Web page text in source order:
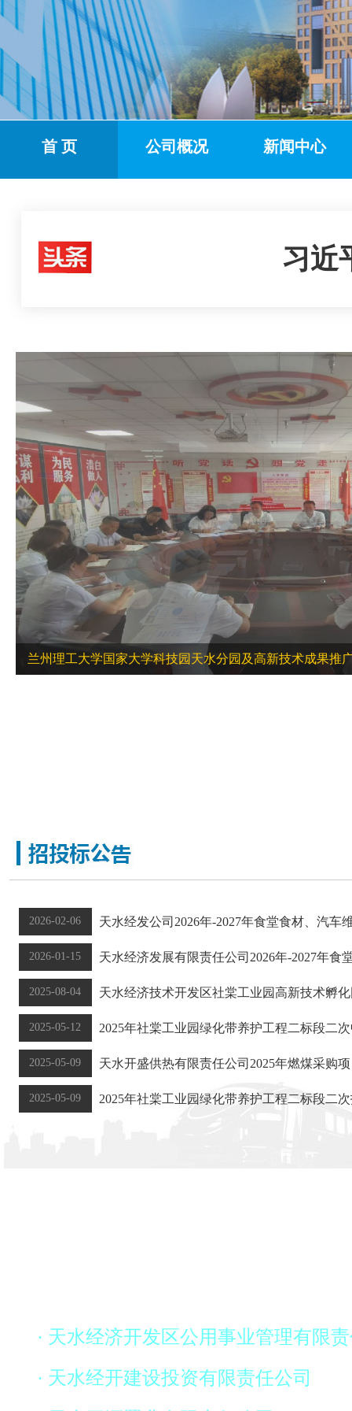
首 页 公司概况 新闻中心
习近
兰州理工大学国家大学科技园天水分园及高新技术成果推广
2026-02-06 天水经发公司2026年-2027年食堂食材、汽车
2026-01-15 天水经济发展有限责任公司2026年-2027年食
2025-08-04 天水经济技术开发区社棠工业园高新技术孵
2025-05-12 2025年社棠工业园绿化带养护工程二标段二
2025-05-09 天水开盛供热有限责任公司2025年燃煤采购
2025-05-09 2025年社棠工业园绿化带养护工程二标段二
· 天水经济开发区公用事业管理有限
· 天水经开建设投资有限责任公司